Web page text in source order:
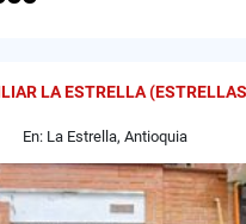
LA ESTRELLA
En: La Estrella, Antioquia